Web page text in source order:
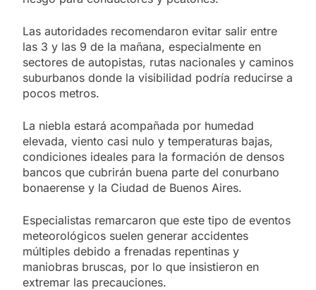
Las autoridades recomendaron evitar salir entre
las 3 y las 9 de la mañana, especialmente en
sectores de autopistas, rutas nacionales y caminos
suburbanos donde la visibilidad podría reducirse a
pocos metros.
La niebla estará acompañada por humedad
elevada, viento casi nulo y temperaturas bajas,
condiciones ideales para la formación de densos
bancos que cubrirán buena parte del conurbano
bonaerense y la Ciudad de Buenos Aires.
Especialistas remarcaron que este tipo de eventos
meteorológicos suelen generar accidentes
múltiples debido a frenadas repentinas y
maniobras bruscas, por lo que insistieron en
extremar las precauciones.